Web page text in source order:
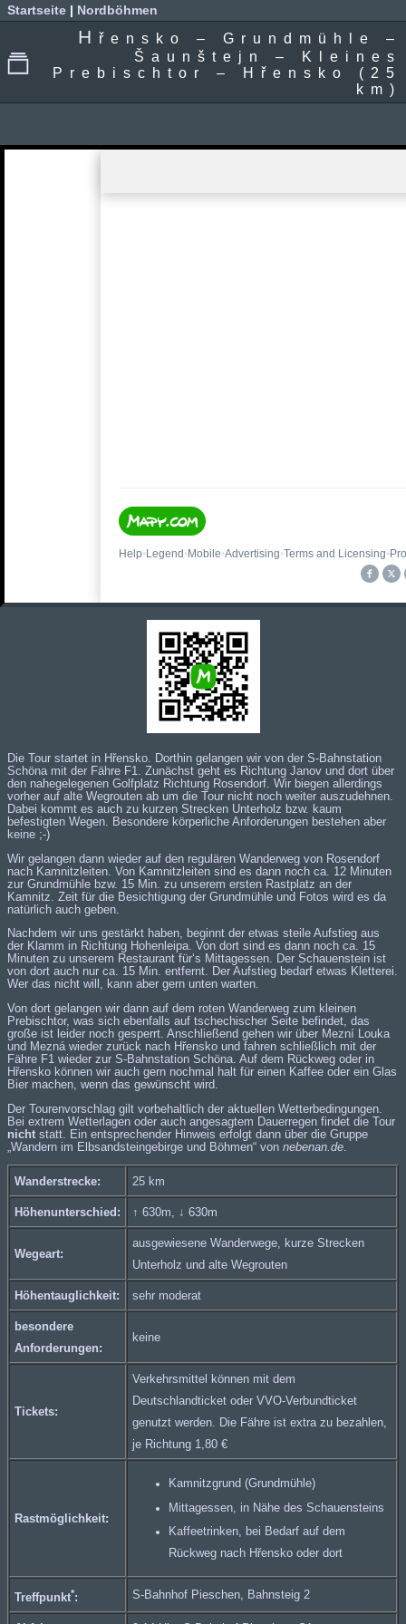
Startseite Nordböhmen
H řensko – Grundmühle –
Šaunštejn – Kleines
Prebischtor – Hřensko (25
km)
Die Tour startet in Hřensko. Dorthin gelangen wir von der S-Bahnstation
Schöna mit der Fähre F1. Zunächst geht es Richtung Janov und dort über
den nahegelegenen Golfplatz Richtung Rosendorf. Wir biegen allerdings
vorher auf alte Wegrouten ab um die Tour nicht noch weiter auszudehnen.
Dabei kommt es auch zu kurzen Strecken Unterholz bzw. kaum
befestigten Wegen. Besondere körperliche Anforderungen bestehen aber
keine ;-)
Wir gelangen dann wieder auf den regulären Wanderweg von Rosendorf
nach Kamnitzleiten. Von Kamnitzleiten sind es dann noch ca. 12 Minuten
zur Grundmühle bzw. 15 Min. zu unserem ersten Rastplatz an der
Kamnitz. Zeit für die Besichtigung der Grundmühle und Fotos wird es da
natürlich auch geben.
Nachdem wir uns gestärkt haben, beginnt der etwas steile Aufstieg aus
der Klamm in Richtung Hohenleipa. Von dort sind es dann noch ca. 15
Minuten zu unserem Restaurant für‘s Mittagessen. Der Schauenstein ist
von dort auch nur ca. 15 Min. entfernt. Der Aufstieg bedarf etwas Kletterei.
Wer das nicht will, kann aber gern unten warten.
Von dort gelangen wir dann auf dem roten Wanderweg zum kleinen
Prebischtor, was sich ebenfalls auf tschechischer Seite befindet, das
große ist leider noch gesperrt. Anschließend gehen wir über Mezní Louka
und Mezná wieder zurück nach Hřensko und fahren schließlich mit der
Fähre F1 wieder zur S-Bahnstation Schöna. Auf dem Rückweg oder in
Hřensko können wir auch gern nochmal halt für einen Kaffee oder ein Glas
Bier machen, wenn das gewünscht wird.
Der Tourenvorschlag gilt vorbehaltlich der aktuellen Wetterbedingungen.
Bei extrem Wetterlagen oder auch angesagtem Dauerregen findet die Tour
nicht statt. Ein entsprechender Hinweis erfolgt dann über die Gruppe
Wandern im Elbsandsteingebirge und Böhmen“ von nebenan.de
Wanderstrecke: 25 km
Höhenunterschied: ↑ 630m, ↓ 630m
Wegeart:
ausgewiesene Wanderwege, kurze Strecken
Unterholz und alte Wegrouten
Höhentauglichkeit: sehr moderat
besondere
Anforderungen:
keine
Tickets:
Verkehrsmittel können mit dem
Deutschlandticket oder VVO-Verbundticket
genutzt werden. Die Fähre ist extra zu bezahlen,
je Richtung 1,80 €
Rastmöglichkeit:
Kamnitzgrund (Grundmühle)
Mittagessen, in Nähe des Schauensteins
Kaffeetrinken, bei Bedarf auf dem
Rückweg nach Hřensko oder dort
Treffpunkt*: S-Bahnhof Pieschen, Bahnsteig 2